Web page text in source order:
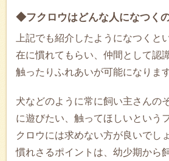
◆フクロウはどんな人になつく
上記でも紹介したようになつくと
在に慣れてもらい、仲間として認
触ったりふれあいが可能になります
犬などのように常に飼い主さんの
に遊びたい、触ってほしいという
クロウには求めない方が良いでしょ
慣れさるポイントは、幼少期から